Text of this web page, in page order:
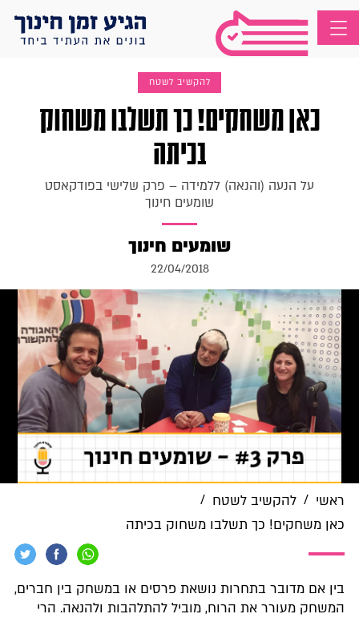
להקשיב לשטח
כאן משחקים! כך תשלבו משחוק
בכיתה
על הנעה (והנאה) ללמידה – פרק שלישי בפודקאסט
שומעים חינוך
שומעים חינוך
22/04/2018
ראשי / להקשיב לשטח /
כאן משחקים! כך תשלבו משחוק בכיתה
בין אם מדובר בתחרות נושאת פרסים או במשחק בין חברים,
המשחק מעורר את הרוח, מוביל להתלהבות ולהנאה. הרי